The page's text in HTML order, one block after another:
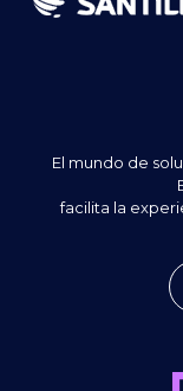
El mundo de
facilita la